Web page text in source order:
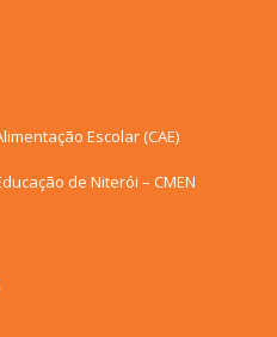
Escolar (CAE)
de Niterói – CMEN